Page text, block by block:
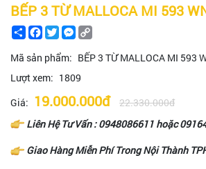
BẾP 3 TỪ MALLOCA MI 593
ShareFacebook
TwitterMessenger
Mã sản phẩm: BẾP 3 TỪ MALLOCA MI 593
Lượt xem: 1809
Giá: 19.000.000đ
22.330.000đ
Liên Hệ Tư Vấn :0948086611 hoặc
Giao Hàng Miễn Phí Trong Nội Thành